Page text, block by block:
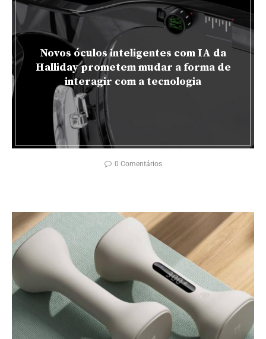
Novos óculos inteligentes com IA da
Halliday prometem mudar a forma de
interagir com a tecnologia
0 Comentários